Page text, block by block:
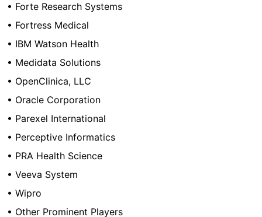
• Forte Research Systems
• Fortress Medical
• IBM Watson Health
• Medidata Solutions
• OpenClinica, LLC
• Oracle Corporation
• Parexel International
• Perceptive Informatics
• PRA Health Science
• Veeva System
• Wipro
• Other Prominent Players